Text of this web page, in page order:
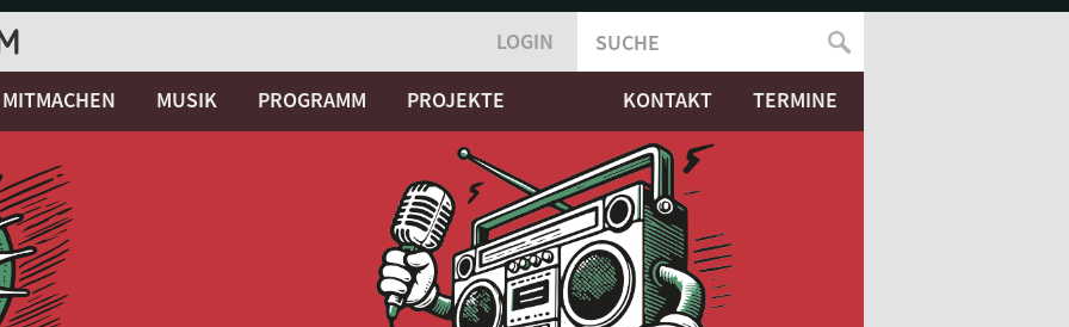
LOGIN
SUCHFORMULAR
SUCHE
MITMACHEN MUSIK PROGRAMM PROJEKTE KONTAKT TERMINE